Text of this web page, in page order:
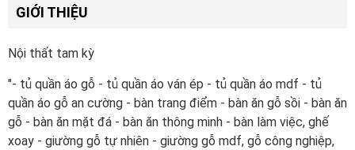
GIỚI THIỆU
Nội thất tam kỳ
"- tủ quần áo gỗ - tủ quần áo ván ép - tủ quần áo mdf - tủ
quần áo gỗ an cường - bàn trang điểm - bàn ăn gỗ sồi - bàn ăn
gỗ - bàn ăn mặt đá - bàn ăn thông minh - bàn làm việc, ghế
xoay - giường gỗ tự nhiên - giường gỗ mdf, gỗ công nghiệp,